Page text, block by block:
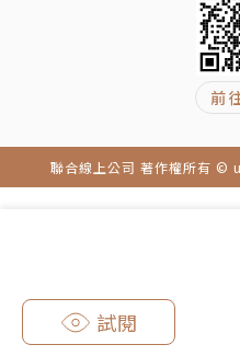
試閱
飛天獨角獸
躲雨的蛙蛙
圓滾滾海豹
呆萌企鵝寶寶
前
聯合線上公司 著作權所有 ©